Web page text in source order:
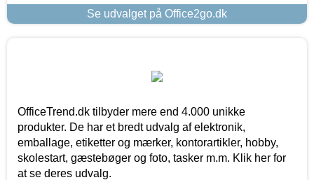
Se udvalget på Office2go.dk
OfficeTrend.dk tilbyder mere end 4.000 unikke
produkter. De har et bredt udvalg af elektronik,
emballage, etiketter og mærker, kontorartikler, hobby,
skolestart, gæstebøger og foto, tasker m.m. Klik her for
at se deres udvalg.